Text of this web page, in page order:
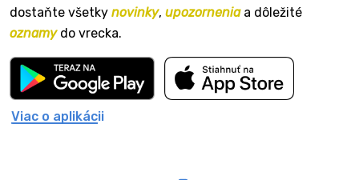
dostaňte všetky novinky, upozorneniaa dôležité
oznamydo vrecka.
Viac o aplikácii